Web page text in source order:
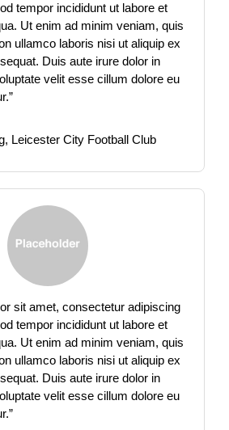
tempor incididunt ut labore et
Ut enim ad minim veniam, quis
ullamco laboris nisi ut aliquip ex
Duis aute irure dolor in
velit esse cillum dolore eu
”
Leicester City Football Club
sit amet, consectetur adipiscing
tempor incididunt ut labore et
Ut enim ad minim veniam, quis
ullamco laboris nisi ut aliquip ex
Duis aute irure dolor in
velit esse cillum dolore eu
”